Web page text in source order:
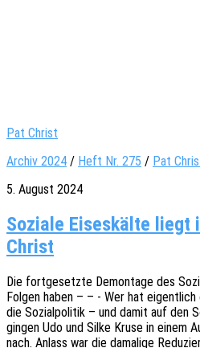
Pat Christ
Archiv 2024 / Heft Nr. 275 / Pat
5. August 2024
Soziale Eiseskälte liegt
Christ
Die fort­ge­setz­te Demon­ta­ge des
Folgen haben – – - Wer hat
die Sozi­al­po­li­tik – und damit auf den
gingen Udo und Silke Kruse in einem
nach. Anlass war die dama­li­ge